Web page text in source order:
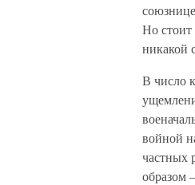
Но стоит
никакой
В число
войной
частных
образом